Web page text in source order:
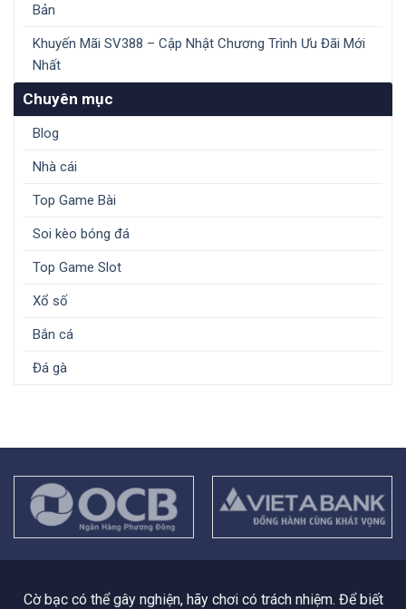
Bản
Khuyến Mãi SV388 – Cập Nhật Chương Trình Ưu Đãi Mới
Nhất
Chuyên mục
Blog
Nhà cái
Top Game Bài
Soi kèo bóng đá
Top Game Slot
Xổ số
Bắn cá
Đá gà
Cờ bạc có thể gây nghiện, hãy chơi có trách nhiệm. Để biết